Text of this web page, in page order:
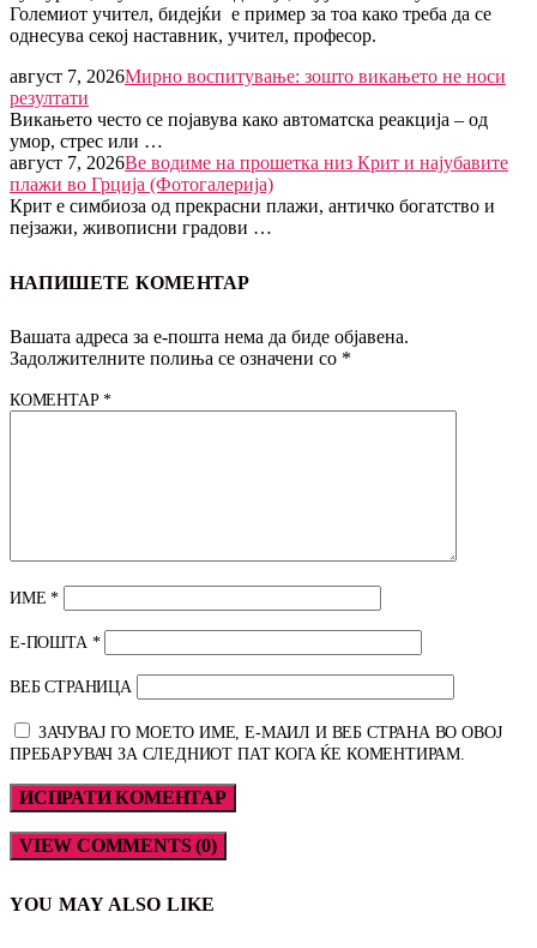
Големиот учител, бидејќи е пример за тоа како треба да се
однесува секој наставник, учител, професор.
август 7, 2026Мирно воспитување: зошто викањето не носи
резултати
Викањето често се појавува како автоматска реакција – од
умор, стрес или …
август 7, 2026Ве водиме на прошетка низ Крит и најубавите
плажи во Грција (Фотогалерија)
Крит е симбиоза од прекрасни плажи, античко богатство и
пејзажи, живописни градови …
НАПИШЕТЕ КОМЕНТАР
Вашата адреса за е-пошта нема да биде објавена.
Задолжителните полиња се означени со *
КОМЕНТАР*
ИМЕ*
Е-ПОШТА *
ВЕБ СТРАНИЦА
ЗАЧУВАЈ ГО МОЕТО ИМЕ, Е-МАИЛ И ВЕБ СТРАНА ВО ОВОЈ
ПРЕБАРУВАЧ ЗА СЛЕДНИОТ ПАТ КОГА ЌЕ КОМЕНТИРАМ.
VIEW COMMENTS (0)
YOU MAY ALSO LIKE